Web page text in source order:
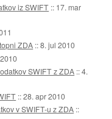
iz SWIFT :: 17. mar
ZDA ::8. jul 2010
SWIFT z ZDA ::4.
::28. apr 2010
v SWIFT-u z ZDA ::